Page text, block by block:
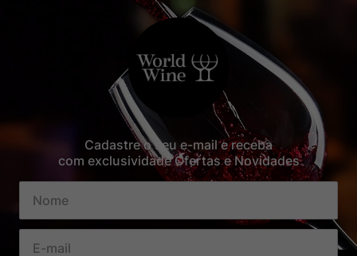
Cadastre o seu e-mail e receba
com exclusividade Ofertas e Novidades